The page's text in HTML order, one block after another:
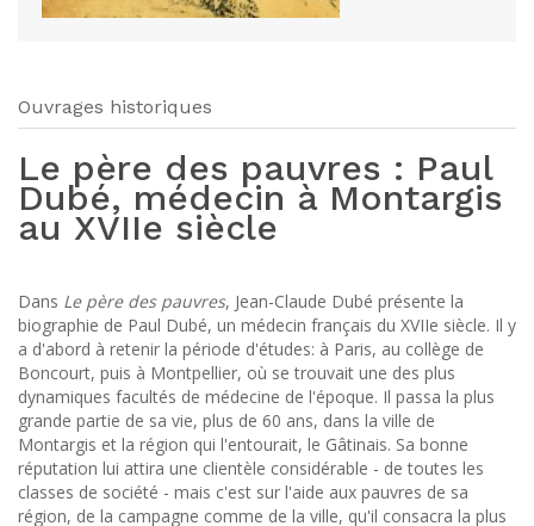
Ouvrages historiques
Le père des pauvres : Paul
Dubé, médecin à Montargis
au XVIIe siècle
Dans Le père des pauvres, Jean-Claude Dubé présente la
biographie de Paul Dubé, un médecin français du XVIIe siècle. Il y
a d'abord à retenir la période d'études: à Paris, au collège de
Boncourt, puis à Montpellier, où se trouvait une des plus
dynamiques facultés de médecine de l'époque. Il passa la plus
grande partie de sa vie, plus de 60 ans, dans la ville de
Montargis et la région qui l'entourait, le Gâtinais. Sa bonne
réputation lui attira une clientèle considérable - de toutes les
classes de société - mais c'est sur l'aide aux pauvres de sa
région, de la campagne comme de la ville, qu'il consacra la plus